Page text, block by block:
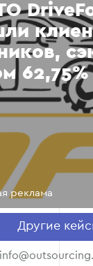
реклама
Другие